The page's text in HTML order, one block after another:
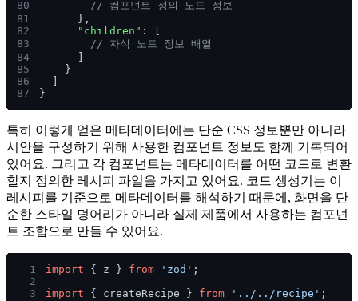
80
        // 컴포넌트 정의 노드 정보
81
      },
82
      "children"
: [
83
        // 자식 노드 정보 배열
84
85
    }
86
87
}
특히 이렇게 얻은 메타데이터에는 단순 CSS 정보뿐만 아니라
시안을 구성하기 위해 사용한 컴포넌트 정보도 함께 기록되어
있어요. 그리고 각 컴포넌트는 메타데이터를 어떤 코드로 변환
할지 정의한 레시피 파일을 가지고 있어요. 코드 생성기는 이
레시피를 기준으로 메타데이터를 해석하기 때문에, 화면을 단
순한 스타일 덩어리가 아니라 실제 제품에서 사용하는 컴포넌
트 조합으로 만들 수 있어요.
1 import { z } from 'zod' ;
2
3
import { createRecipe } from '../../recipe' ;